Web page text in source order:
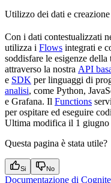
Utilizzo dei dati e
Con i dati contestualizzati
utilizza i Flows integrati e
soddisfare le esigenze
attraverso la nostra API
e SDK per linguaggi di
analisi, come Python,
e Grafana. Il Functions
per ospitare ed eseguire
Ultima modifica il 1
Questa pagina è stata utile?
Si No
Documentazione di Cognite